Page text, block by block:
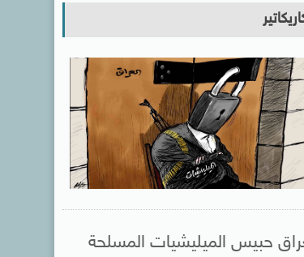
حبيس الميليشيات المسلحة